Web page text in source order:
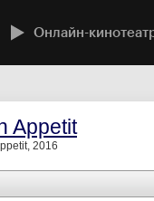
Онлайн-
Appetit
2016